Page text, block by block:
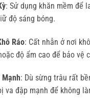
: Sử dụng khăn mềm để
độ sáng bóng.
Ráo: Cất nhẫn ở nơi
độ ẩm cao để bảo vệ
Mạnh: Dù sừng trâu rất
va đập mạnh để không